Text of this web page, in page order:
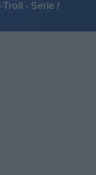
- Serie /